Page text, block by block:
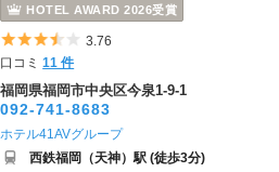
HOTEL AWARD 2026受賞
5つ星のうち3.5
3.76
口コミ11 件
福岡県福岡市中央区今泉1-9-1
092-741-8683
ホテル41AVグループ
西鉄福岡（天神）駅 (徒歩3分)